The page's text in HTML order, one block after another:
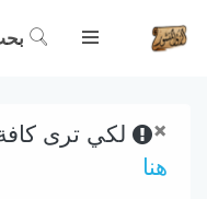
× لكي ترى
هنا